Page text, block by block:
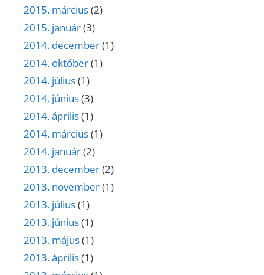
2015. március(2)
2015. január(3)
2014. december(1)
2014. október(1)
2014. július(1)
2014. június(3)
2014. április(1)
2014. március(1)
2014. január(2)
2013. december(2)
2013. november(1)
2013. július(1)
2013. június(1)
2013. május(1)
2013. április(1)